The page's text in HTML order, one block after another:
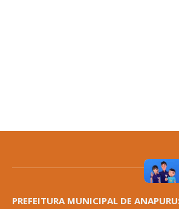
PREFEITURA MUNICIPAL DE